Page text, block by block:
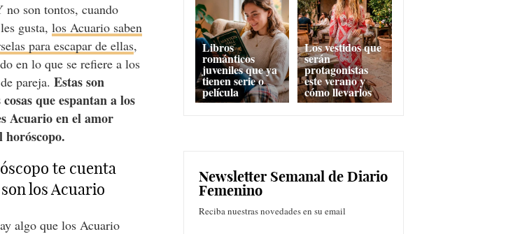
no son tontos, cuando
gusta,los Acuario saben
para escapar de ellas,
en lo que se refiere a los
pareja.Estas son
que espantan a los
Acuario en el amor
horóscopo.
te cuenta
los Acuario
algo que los Acuario
Libros
románticos
juveniles que ya
tienen serie o
película
Los vestidos que
serán
protagonistas
este verano y
cómo llevarlos
Newsletter Semanal de Diario
Femenino
Reciba nuestras novedades en su email